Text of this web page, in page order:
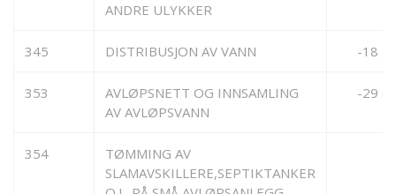
ANDRE ULYKKER
345 DISTRIBUSJON AV VANN -18
353
AVLØPSNETT OG INNSAMLING
AV AVLØPSVANN
-29
354
TØMMING AV
SLAMAVSKILLERE,SEPTIKTANKER